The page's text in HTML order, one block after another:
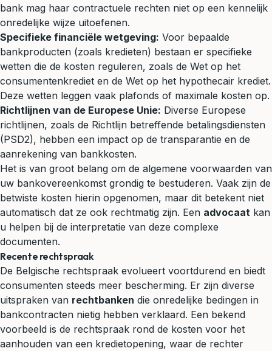
bank mag haar contractuele rechten niet op een kennelijk
onredelijke wijze uitoefenen.
Specifieke financiële wetgeving: Voor bepaalde
bankproducten (zoals kredieten) bestaan er specifieke
wetten die de kosten reguleren, zoals de Wet op het
consumentenkrediet en de Wet op het hypothecair krediet.
Deze wetten leggen vaak plafonds of maximale kosten op.
Richtlijnen van de Europese Unie: Diverse Europese
richtlijnen, zoals de Richtlijn betreffende betalingsdiensten
(PSD2), hebben een impact op de transparantie en de
aanrekening van bankkosten.
Het is van groot belang om de algemene voorwaarden van
uw bankovereenkomst grondig te bestuderen. Vaak zijn de
betwiste kosten hierin opgenomen, maar dit betekent niet
automatisch dat ze ook rechtmatig zijn. Een advocaat kan
u helpen bij de interpretatie van deze complexe
documenten.
Recente rechtspraak
De Belgische rechtspraak evolueert voortdurend en biedt
consumenten steeds meer bescherming. Er zijn diverse
uitspraken van rechtbanken die onredelijke bedingen in
bankcontracten nietig hebben verklaard. Een bekend
voorbeeld is de rechtspraak rond de kosten voor het
aanhouden van een kredietopening, waar de rechter